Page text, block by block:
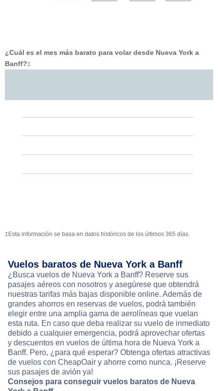
¿Cuál es el mes más barato para volar desde Nueva York a
Banff?‡
‡Esta información se basa en datos históricos de los últimos 365 días.
Vuelos baratos de Nueva York a Banff
¿Busca vuelos de Nueva York a Banff? Reserve sus
pasajes aéreos con nosotros y asegúrese que obtendrá
nuestras tarifas más bajas disponible online. Además de
grandes ahorros en reservas de vuelos, podrá también
elegir entre una amplia gama de aerolíneas que vuelan
esta ruta. En caso que deba realizar su vuelo de inmediato
debido a cualquier emergencia, podrá aprovechar ofertas
y descuentos en vuelos de última hora de Nueva York a
Banff. Pero, ¿para qué esperar? Obtenga ofertas atractivas
de vuelos con CheapOair y ahorre como nunca. ¡Reserve
sus pasajes de avión ya!
Consejos para conseguir vuelos baratos de Nueva